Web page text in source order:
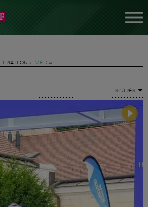
TRIATLON » MÉDIA
SZŰRÉS